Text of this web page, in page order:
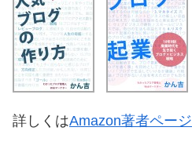
詳しくはAmazon著者ページ